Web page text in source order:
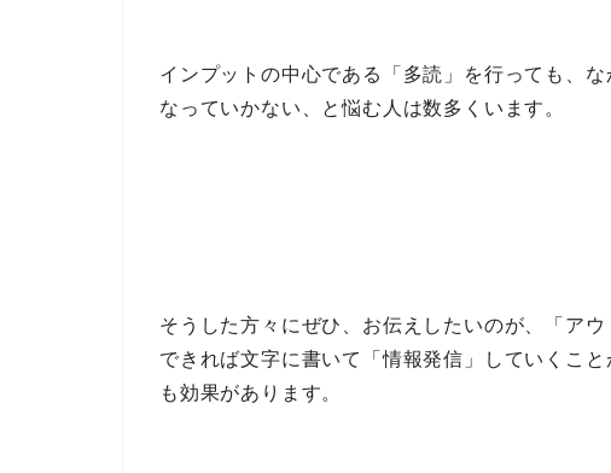
インプットの中心である 「多読」 を行っても、な
なっていかない 、と悩む人は数多くいます。
そうした方々にぜひ、お伝えしたいのが、 「ア
できれば文字に書いて
「情報発信」 していくこと
も効果があります。